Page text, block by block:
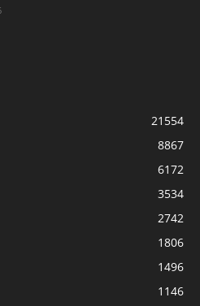
21554
8867
6172
3534
2742
1806
1496
1146